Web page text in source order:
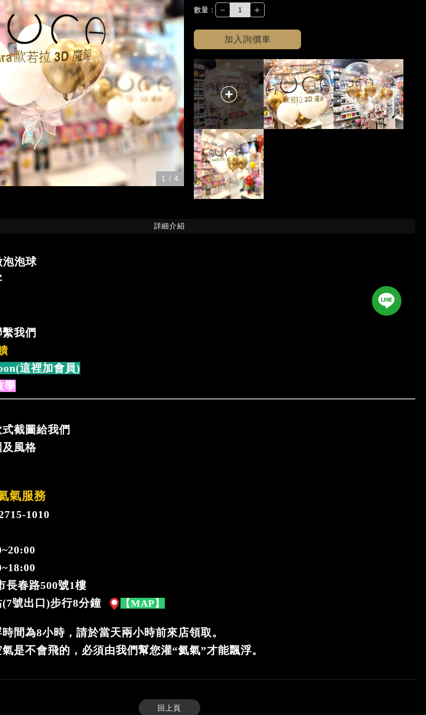
數量 : － ＋
加入詢價車
1 / 4
詳細介紹
泡泡球
我們
這裡加會員)
學
截圖給我們
風格
氣服務
1010
長春路500號1樓
號出口)步行8分鐘
【MAP】
間為8小時，請於當天兩小時前來店領取。
是不會飛的，必須由我們幫您灌“氦氣”才能飄浮。
回上頁